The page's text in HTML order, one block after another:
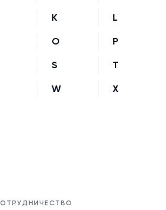
K L
O P
S T
W X